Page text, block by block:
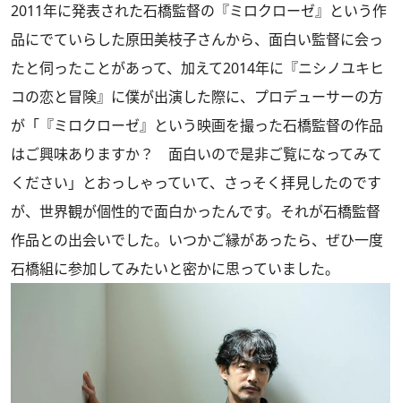
2011年に発表された石橋監督の『ミロクローゼ』という作
品にでていらした原田美枝子さんから、面白い監督に会っ
たと伺ったことがあって、加えて2014年に『ニシノユキヒ
コの恋と冒険』に僕が出演した際に、プロデューサーの方
が「『ミロクローゼ』という映画を撮った石橋監督の作品
はご興味ありますか？ 面白いので是非ご覧になってみて
ください」とおっしゃっていて、さっそく拝見したのです
が、世界観が個性的で面白かったんです。それが石橋監督
作品との出会いでした。いつかご縁があったら、ぜひ一度
石橋組に参加してみたいと密かに思っていました。